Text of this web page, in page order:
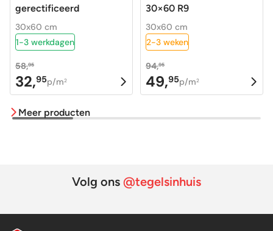
gerectificeerd
30x60 cm
1-3 werkdagen
58,95
Oorspronkelijke
prijs
was:
32,95
Huidige
prijs
is:
p/m2
30×60 R9
30x60 cm
2-3 weken
94,95
Oorspronkelijke
prijs
49,95
Huidige
prijs
p/m2
Meer producten
Volg ons @tegelsinhuis